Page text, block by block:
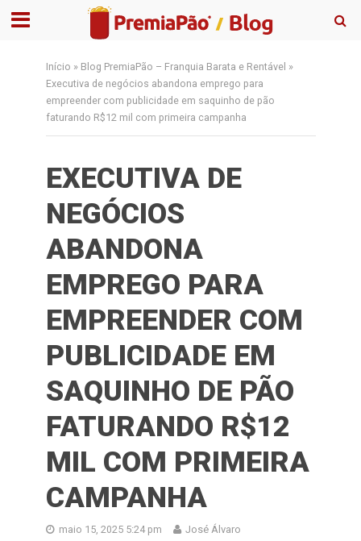
Início » Blog PremiaPão – Franquia Barata e Rentável »
Executiva de negócios abandona emprego para
empreender com publicidade em saquinho de pão
faturando R$12 mil com primeira campanha
EXECUTIVA DE
NEGÓCIOS
ABANDONA
EMPREGO PARA
EMPREENDER COM
PUBLICIDADE EM
SAQUINHO DE PÃO
FATURANDO R$12
MIL COM PRIMEIRA
CAMPANHA
maio 15, 2025 5:24 pm José Álvaro